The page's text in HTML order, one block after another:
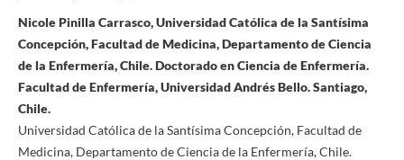
Nicole Pinilla Carrasco, Universidad Católica de la Santísima
Concepción, Facultad de Medicina, Departamento de Ciencia
de la Enfermería, Chile. Doctorado en Ciencia de Enfermería.
Facultad de Enfermería, Universidad Andrés Bello. Santiago,
Chile.
Universidad Católica de la Santísima Concepción, Facultad de
Medicina, Departamento de Ciencia de la Enfermería, Chile.